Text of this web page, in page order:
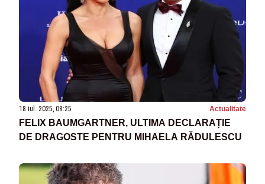
18 iul. 2025, 08:25 Actualitate
FELIX BAUMGARTNER, ULTIMA DECLARAȚIE
DE DRAGOSTE PENTRU MIHAELA RĂDULESCU